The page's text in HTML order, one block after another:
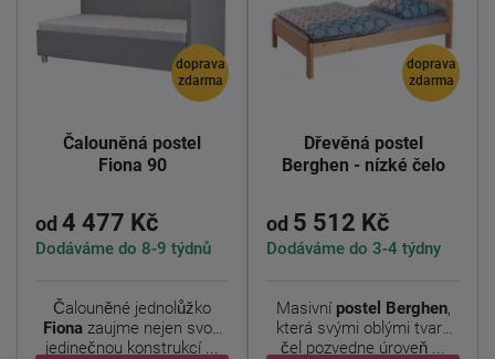
doprava
zdarma
Čalouněná postel
Fiona 90
od 4 477 Kč
Dodáváme do 8-9 týdnů
Čalouněné jednolůžko
Fiona zaujme nejen svou
jedinečnou konstrukcí ...
doprava
zdarma
Dřevěná postel
Berghen - nízké čelo
od 5 512 Kč
Dodáváme do 3-4 týdny
Masivní postel Berghen,
která svými oblými tvary
čel pozvedne úroveň ...